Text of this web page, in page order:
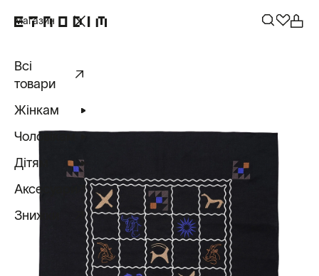
Магазин
Всі
товари
Жінкам
Чоловікам
Дітям
Аксесуари
Знижки